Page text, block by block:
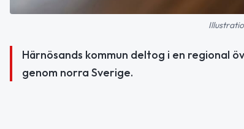
Härnösands kommun deltog i en regional
genom norra Sverige.